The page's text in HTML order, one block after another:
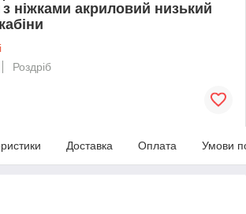
ніжками акриловий низький
Роздріб
Доставка Оплата Умови